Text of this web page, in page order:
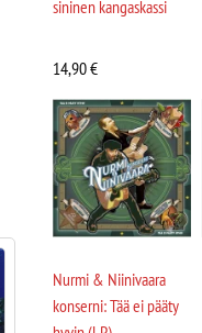
sininen kangaskassi
14,90€
Nurmi & Niinivaara
konserni: Tää ei pääty